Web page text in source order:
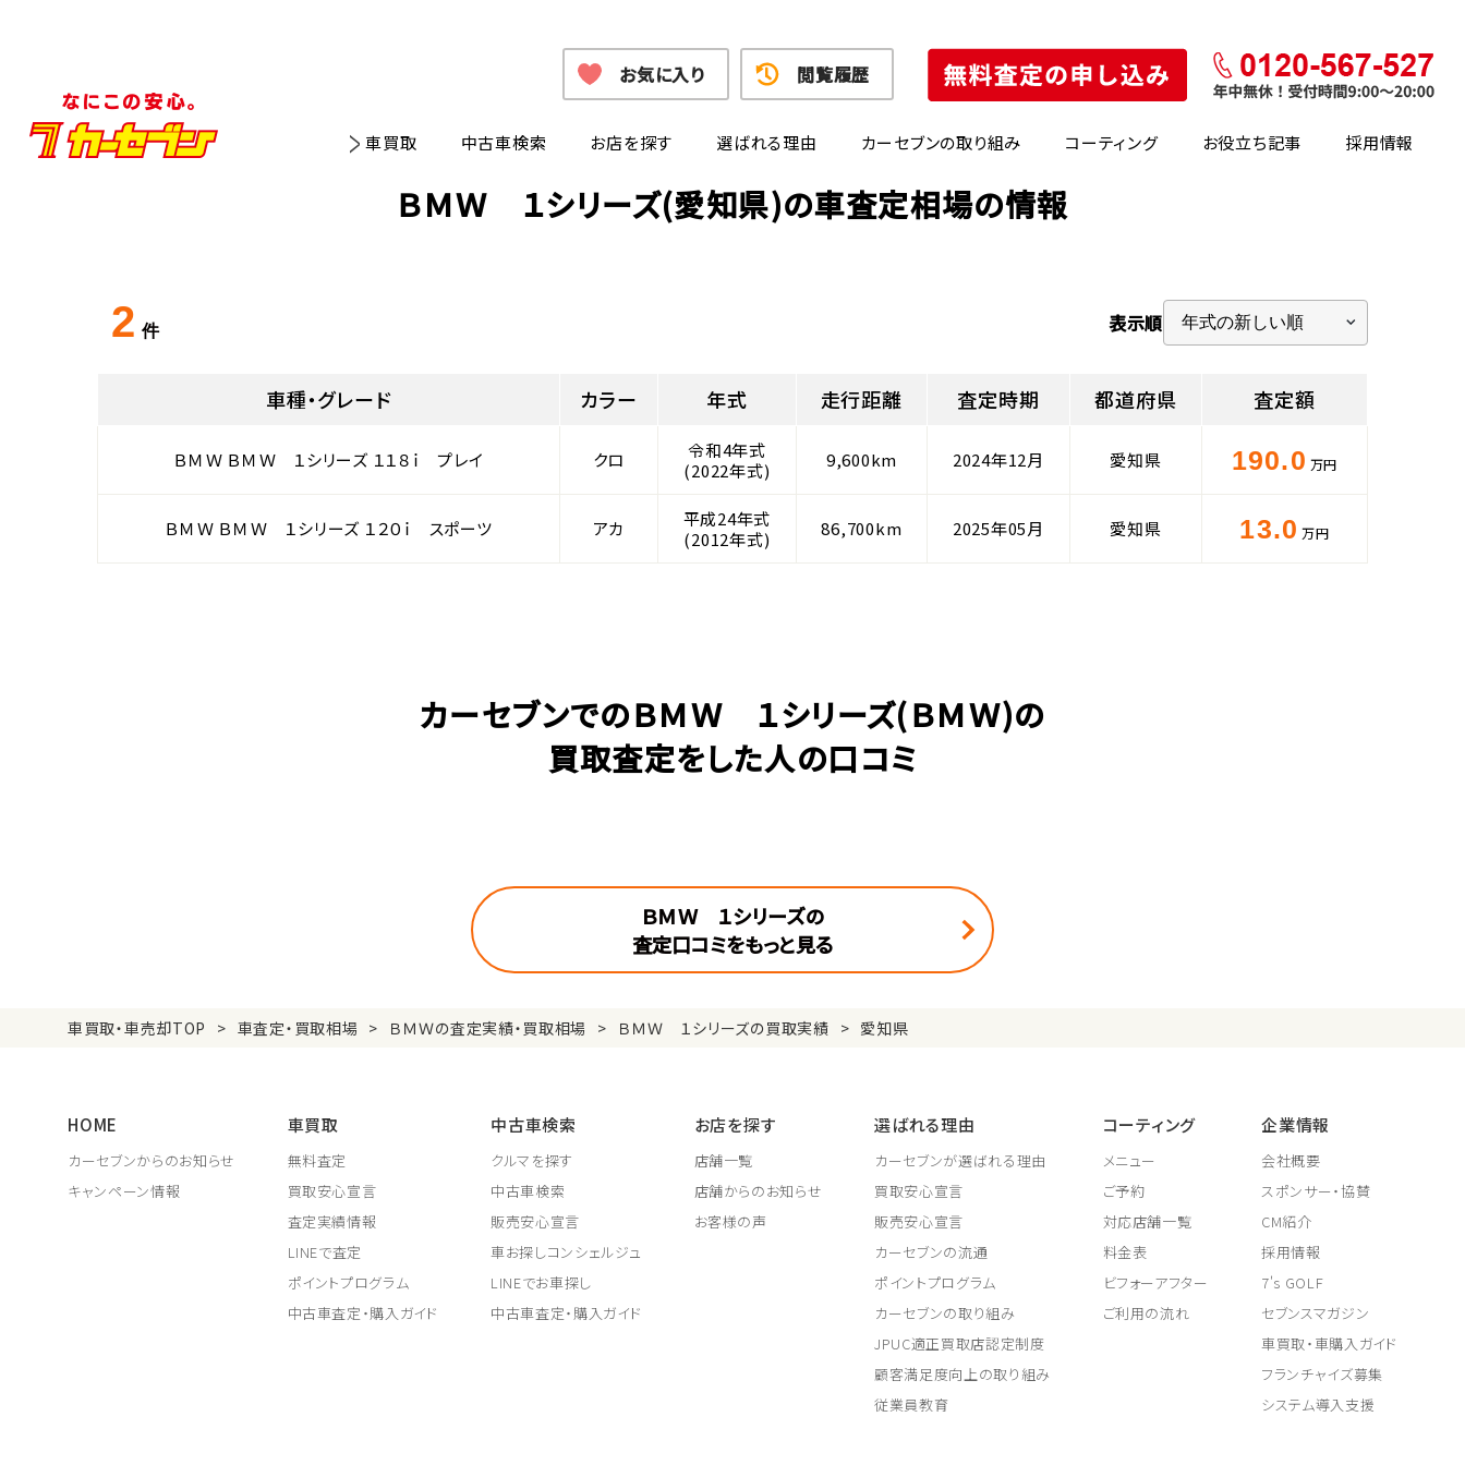
車買取 中古車検索 お店を探す 選ばれる理由 カーセブンの取り組み コーティング お役立ち記事 採用情報
お気に入り 閲覧履歴
ＢＭＷ １シリーズ(愛知県)の車査定相場の情報
2 件 表示順
車種・グレード カラー 年式 走行距離 査定時期 都道府県 査定額
ＢＭＷ ＢＭＷ １シリーズ １１８ｉ プレイ クロ
令和4年式
(2022年式)
9,600km 2024年12月 愛知県 190.0 万円
ＢＭＷ ＢＭＷ １シリーズ １２０ｉ スポーツ アカ
平成24年式
(2012年式)
86,700km 2025年05月 愛知県 13.0 万円
カーセブンでのＢＭＷ １シリーズ(ＢＭＷ)の
買取査定をした人の口コミ
ＢＭＷ １シリーズの
査定口コミをもっと見る
車買取・車売却TOP 車査定・買取相場 ＢＭＷの査定実績・買取相場 ＢＭＷ １シリーズの買取実績 愛知県
HOME
カーセブンからのお知らせ
キャンペーン情報
車買取
無料査定
買取安心宣言
査定実績情報
LINEで査定
ポイントプログラム
中古車査定・購入ガイド
中古車検索
クルマを探す
中古車検索
販売安心宣言
車お探しコンシェルジュ
LINEでお車探し
中古車査定・購入ガイド
お店を探す
店舗一覧
店舗からのお知らせ
お客様の声
選ばれる理由
カーセブンが選ばれる理由
買取安心宣言
販売安心宣言
カーセブンの流通
ポイントプログラム
カーセブンの取り組み
JPUC適正買取店認定制度
顧客満足度向上の取り組み
従業員教育
コーティング
メニュー
ご予約
対応店舗一覧
料金表
ビフォーアフター
ご利用の流れ
企業情報
会社概要
スポンサー・協賛
CM紹介
採用情報
7's GOLF
セブンスマガジン
車買取・車購入ガイド
フランチャイズ募集
システム導入支援